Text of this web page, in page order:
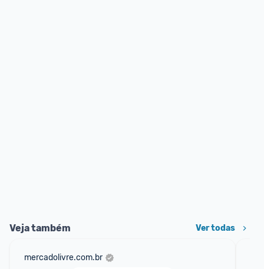
Veja também Ver todas
mercadolivre.com.br